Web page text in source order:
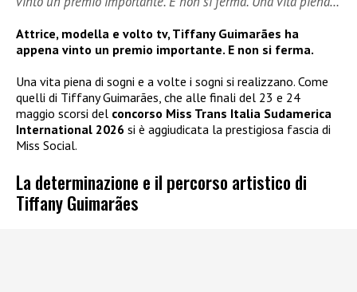
Attrice, modella e volto tv, Tiffany Guimarães ha
appena vinto un premio importante. E non si ferma.
Una vita piena di sogni e a volte i sogni si realizzano. Come
quelli di Tiffany Guimarães, che alle finali del 23 e 24
maggio scorsi del concorso Miss Trans Italia Sudamerica
International 2026 si è aggiudicata la prestigiosa fascia di
Miss Social.
La determinazione e il percorso artistico di
Tiffany Guimarães